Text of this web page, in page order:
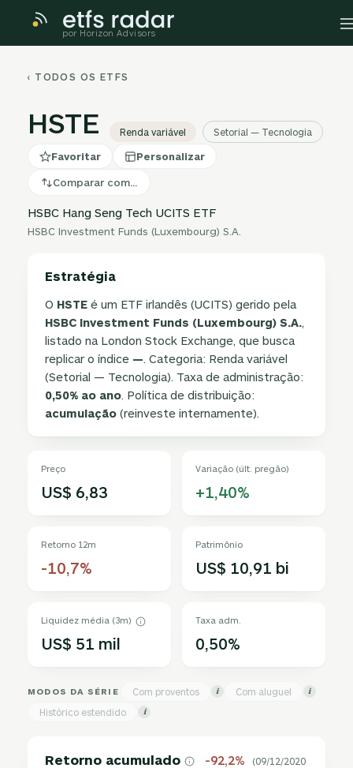
por Horizon Advisors
‹ TODOS OS ETFS
HSTE Renda variável Setorial — Tecnologia
Favoritar Personalizar
Comparar com…
HSBC Hang Seng Tech UCITS ETF
HSBC Investment Funds (Luxembourg) S.A.
Estratégia
O HSTE é um ETF irlandês (UCITS) gerido pela
HSBC Investment Funds (Luxembourg) S.A.,
listado na London Stock Exchange, que busca
replicar o índice —. Categoria: Renda variável
(Setorial — Tecnologia). Taxa de administração:
0,50% ao ano. Política de distribuição:
acumulação (reinveste internamente).
Preço
US$ 6,83
Variação (últ. pregão)
+1,40%
Retorno 12m
-10,7%
Patrimônio
US$ 10,91 bi
Liquidez média (3m)
US$ 51 mil
Taxa adm.
0,50%
MODOS DA SÉRIE Com proventos i Com aluguel i
Histórico estendido i
Retorno acumulado -92,2%
(09/12/2020